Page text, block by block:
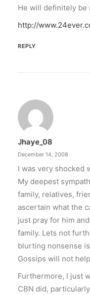
He will definitely be
http://
REPLY
Jhaye_08
December 14, 2008
I was very shocked
My deepest
family, relatives,
ascertain what the
just pray for him
family. Lets not
blurting nonsense
Gossips will not
Furthermore, I just
CBN did,